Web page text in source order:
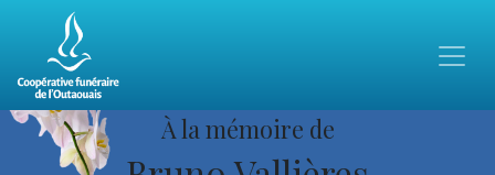
À la mémoire de